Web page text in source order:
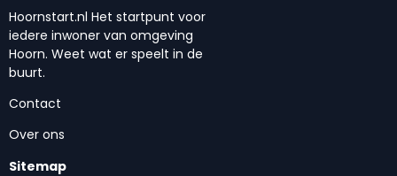
Hoornstart.nl Het startpunt voor
iedere inwoner van omgeving
Hoorn. Weet wat er speelt in de
buurt.
Contact
Over ons
Sitemap